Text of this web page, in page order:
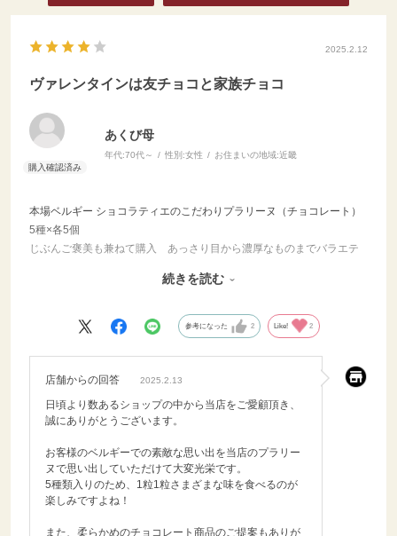
2025.2.12
ヴァレンタインは友チョコと家族チョコ
あくび母
年代:70代～ 性別:女性 お住まいの地域:近畿
本場ベルギー ショコラティエのこだわりプラリーヌ（チョコレート）
5種×各5個
じぶんご褒美も兼ねて購入 あっさり目から濃厚なものまでバラエテ
わがまま言いますと 柔らかめのものも入っていたらいいのになぁ
せん 口中で溶かすにしてももう少しやわらかいのがあったらなぁと
昔冬にベルギーを訪れ街角のチョコレートやさんで抱えるほどいっぱ
い買って帰ったこと思い出しながらいただいています
続きを読む
参考になった 2 Like! 2
店舗からの回答 2025.2.13
日頃より数あるショップの中から当店をご愛顧頂き、
誠にありがとうございます。
お客様のベルギーでの素敵な思い出を当店のプラリー
ヌで思い出していただけて大変光栄です。
5種類入りのため、1粒1粒さまざまな味を食べるのが
楽しみですよね！
また、柔らかめのチョコレート商品のご提案もありが